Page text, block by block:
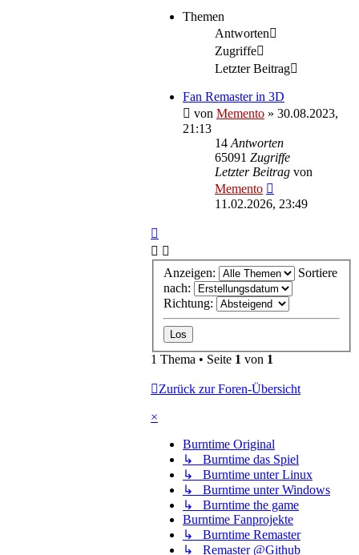
Themen
Antworten
Zugriffe
Letzter Beitrag
Fan Remaster in 3D
von Memento » 30.08.2023,
21:13
14 Antworten
65091 Zugriffe
Letzter Beitrag von
Memento
11.02.2026, 23:49
Anzeigen:
Sortiere
nach:
Richtung:
1 Thema • Seite 1 von 1
Zurück zur Foren-Übersicht
×
Burntime Original
↳ Burntime das Spiel
↳ Burntime unter Linux
↳ Burntime unter Windows
↳ Burntime the game
Burntime Fanprojekte
↳ Burntime Remaster
↳ Remaster @Github